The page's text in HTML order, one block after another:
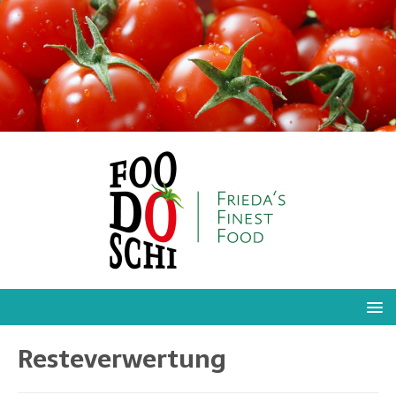
Resteverwertung